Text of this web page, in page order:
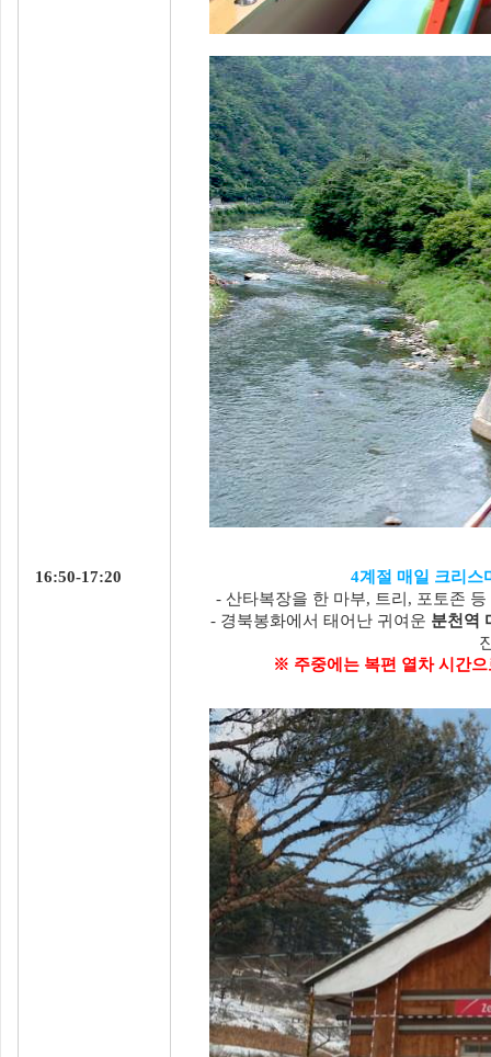
16:50-17:20
4계절 매일 크리스
- 산타복장을 한 마부, 트리, 포토존
- 경북봉화에서 태어난 귀여운 분천역
※ 주중에는 복편 열차 시간